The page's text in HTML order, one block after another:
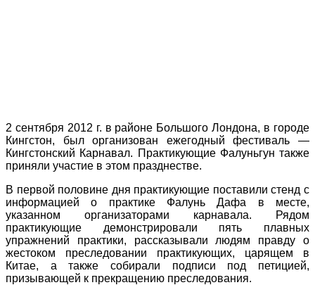
2 сентября 2012 г. в районе Большого Лондона, в городе
Кингстон, был организован ежегодный фестиваль —
Кингстонский Карнавал. Практикующие Фалуньгун также
приняли участие в этом празднестве.
В первой половине дня практикующие поставили стенд с
информацией о практике Фалунь Дафа в месте,
указанном организаторами карнавала. Рядом
практикующие демонстрировали пять плавных
упражнений практики, рассказывали людям правду о
жестоком преследовании практикующих, царящем в
Китае, а также собирали подписи под петицией,
призывающей к прекращению преследования.